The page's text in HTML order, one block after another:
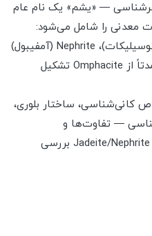
— «یشم» یک نام عام
معدنی را شامل می‌شود:
Jadeite (پیرروکسن سدیک-آلومینوسیلیکات)، Nephrite (آمفیبول)
و در برخی موارد، سنگ‌هایی که عمدتاً از Omphacite تشکیل
کانی‌شناسی، ساختار بلوری،
— تفاوت‌ها و
همپوشانی‌های بین Omphacite و Jadeite/Nephrite بررسی